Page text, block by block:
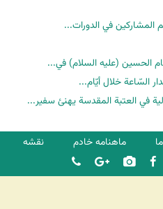
المشاركين في الدورات...
الحسين (عليه السلام) في...
السّاعة خلال أيّام...
في العتبة المقدسة يهنئ سفير...
ماهنامه خادم
نقشه